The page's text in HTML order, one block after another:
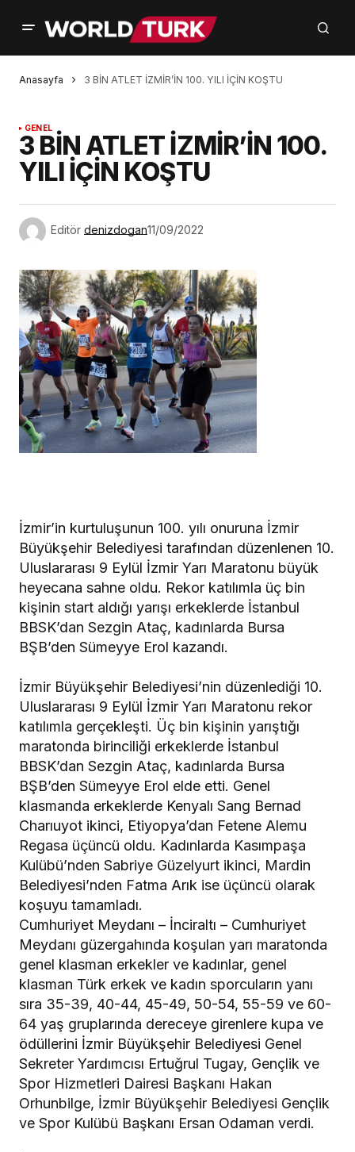
Anasayfa 3 BİN ATLET İZMİR’İN 100. YILI İÇİN KOŞTU
GENEL
3 BİN ATLET İZMİR’İN 100.
YILI İÇİN KOŞTU
Editör denizdogan11/09/2022
İzmir’in kurtuluşunun 100. yılı onuruna İzmir
Büyükşehir Belediyesi tarafından düzenlenen 10.
Uluslararası 9 Eylül İzmir Yarı Maratonu büyük
heyecana sahne oldu. Rekor katılımla üç bin
kişinin start aldığı yarışı erkeklerde İstanbul
BBSK’dan Sezgin Ataç, kadınlarda Bursa
BŞB’den Sümeyye Erol kazandı.
İzmir Büyükşehir Belediyesi’nin düzenlediği 10.
Uluslararası 9 Eylül İzmir Yarı Maratonu rekor
katılımla gerçekleşti. Üç bin kişinin yarıştığı
maratonda birinciliği erkeklerde İstanbul
BBSK’dan Sezgin Ataç, kadınlarda Bursa
BŞB’den Sümeyye Erol elde etti. Genel
klasmanda erkeklerde Kenyalı Sang Bernad
Charıuyot ikinci, Etiyopya’dan Fetene Alemu
Regasa üçüncü oldu. Kadınlarda Kasımpaşa
Kulübü’nden Sabriye Güzelyurt ikinci, Mardin
Belediyesi’nden Fatma Arık ise üçüncü olarak
koşuyu tamamladı.
Cumhuriyet Meydanı – İnciraltı – Cumhuriyet
Meydanı güzergahında koşulan yarı maratonda
genel klasman erkekler ve kadınlar, genel
klasman Türk erkek ve kadın sporcuların yanı
sıra 35-39, 40-44, 45-49, 50-54, 55-59 ve 60-
64 yaş gruplarında dereceye girenlere kupa ve
ödüllerini İzmir Büyükşehir Belediyesi Genel
Sekreter Yardımcısı Ertuğrul Tugay, Gençlik ve
Spor Hizmetleri Dairesi Başkanı Hakan
Orhunbilge, İzmir Büyükşehir Belediyesi Gençlik
ve Spor Kulübü Başkanı Ersan Odaman verdi.